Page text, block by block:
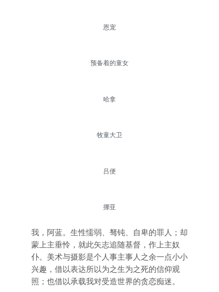
恩宠
预备着的童女
哈拿
牧童大卫
吕便
挪亚
我，阿蓝。生性懦弱、驽钝、自卑的罪人；却
蒙上主垂怜，就此矢志追随基督，作上主奴
仆。美术与摄影是个人事主事人之余一点小小
兴趣，借以表达所以为之生为之死的信仰观
照；也借以承载我对受造世界的贪恋痴迷。